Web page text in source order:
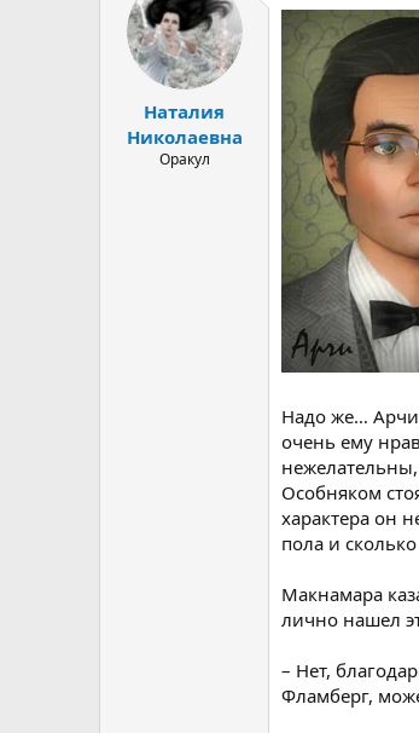
Наталия
Николаевна
Оракул
Надо же…
очень ему
Особняком
характера он
пола и
Макнамара
лично нашел
– Нет,
Фламберг,